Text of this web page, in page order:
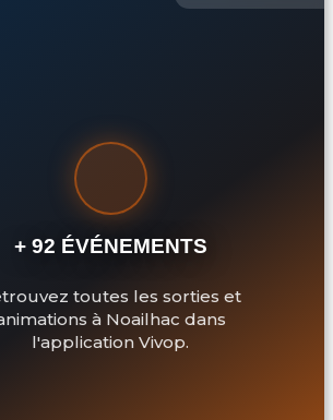
+ 92 ÉVÉNEMENTS
toutes les sorties et
à Noailhac dans
l'application Vivop.